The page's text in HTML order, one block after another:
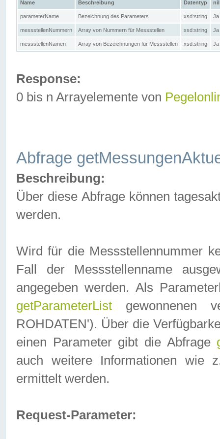
Name Beschreibung Datentyp nil
parameterName Bezeichnung des Parameters xsd:string Ja
messstellenNummern Array von Nummern für Messstellen xsd:string Ja
messstellenNamen Array von Bezeichnungen für Messstellen xsd:string Ja
Response:
0 bis n Arrayelemente von
Abfrage
Beschreibung:
Über diese Abfrage können
werden.
Wird für die Messstellennummer
Fall der Messstellenname
angegeben werden. Als
getParameterList gewonnenen
ROHDATEN'). Über die
einen Parameter gibt die Abfrage
auch weitere Informationen wie
ermittelt werden.
Request-Parameter: